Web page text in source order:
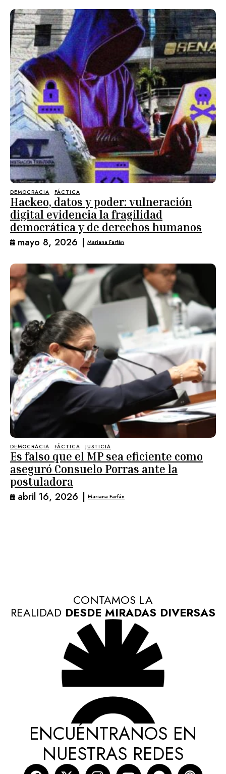
DEMOCRACIA FÁCTICA
Hackeo, datos y poder: vulneración
digital evidencia la fragilidad
democrática y de derechos humanos
mayo 8, 2026 | Mariana Farfán
DEMOCRACIA FÁCTICA JUSTICIA
Es falso que el MP sea eficiente como
aseguró Consuelo Porras ante la
postuladora
abril 16, 2026 | Mariana Farfán
CONTAMOS LA
REALIDAD DESDE MIRADAS DIVERSAS
ENCUÉNTRANOS EN
NUESTRAS REDES